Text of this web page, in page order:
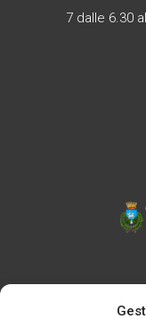
7 dalle 6.30